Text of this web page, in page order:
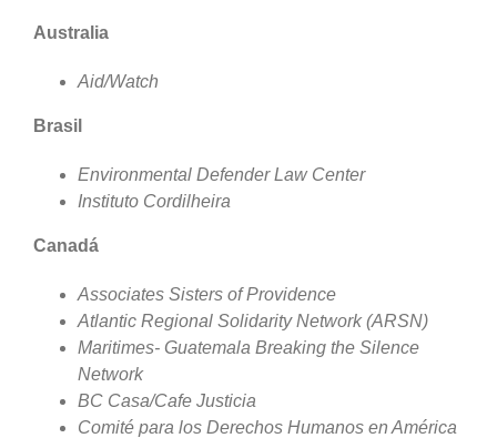
Australia
Aid/Watch
Brasil
Environmental Defender Law Center
Instituto Cordilheira
Canadá
Associates Sisters of Providence
Atlantic Regional Solidarity Network (ARSN)
Maritimes- Guatemala Breaking the Silence
Network
BC Casa/Cafe Justicia
Comité para los Derechos Humanos en América